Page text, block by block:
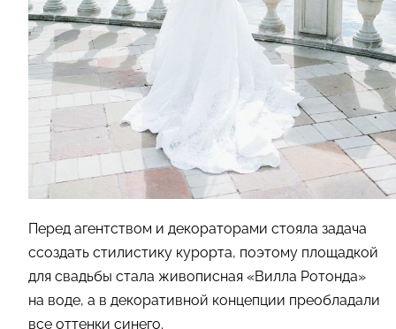
Перед агентством и декораторами стояла задача
ссоздать стилистику курорта, поэтому площадкой
для свадьбы стала живописная «Вилла Ротонда»
на воде, а в декоративной концепции преобладали
все оттенки синего.